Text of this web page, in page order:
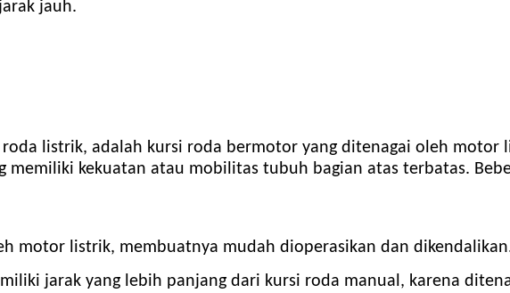
jauh.
roda listrik, adalah kursi roda bermotor yang ditenagai oleh motor
memiliki kekuatan atau mobilitas tubuh bagian atas terbatas.
motor listrik, membuatnya mudah dioperasikan dan
jarak yang lebih panjang dari kursi roda manual, karena